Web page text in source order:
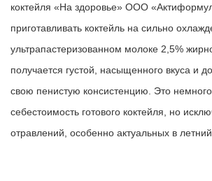
коктейля «На здоровье» ООО
приготавливать коктейль на сильно
ультрапастеризованном молоке 2,5%
получается густой, насыщенного вкуса и
свою пенистую консистенцию. Это
себестоимость готового коктейля, но
отравлений, особенно актуальных в